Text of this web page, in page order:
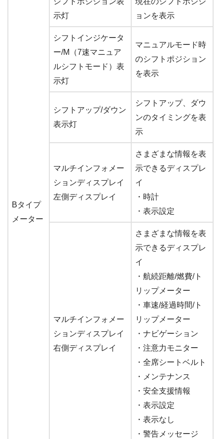
Bタイプ
メーター
示灯
ョンを表示
シフトインジケータ
ー/M（7速マニュア
ルシフトモード）表
示灯
マニュアルモード時
のシフトポジション
を表示
シフトアップ/ダウン
表示灯
シフトアップ、ダウ
ンのタイミングを表
示
マルチインフォメー
ションディスプレイ
左側ディスプレイ
さまざまな情報を表
示できるディスプレ
イ
・時計
・表示設定
マルチインフォメー
ションディスプレイ
右側ディスプレイ
さまざまな情報を表
示できるディスプレ
イ
・航続距離/燃費/ト
リップメーター
・車速/経過時間/ト
リップメーター
・ナビゲーション
・注意力モニター
・全席シートベルト
・メンテナンス
・安全支援情報
・表示設定
・表示なし
・警告メッセージ